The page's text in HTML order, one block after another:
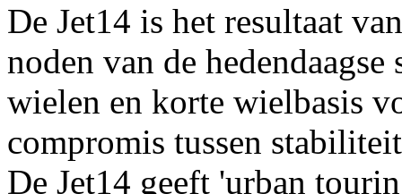
De Jet14 is het resultaat
noden van de
wielen en korte wielbasis
compromis tussen
De Jet14 geeft 'urban